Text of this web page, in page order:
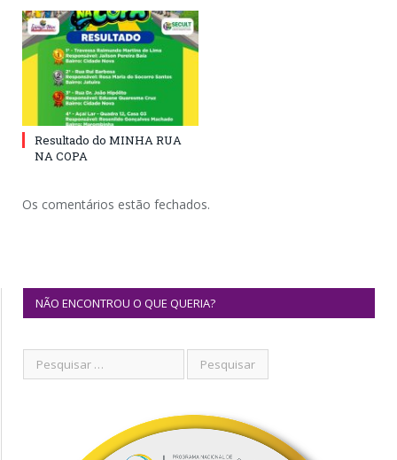
Resultado do MINHA RUA
NA COPA
Os comentários estão fechados.
NÃO ENCONTROU O QUE QUERIA?